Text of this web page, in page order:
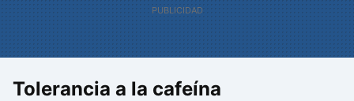
Tolerancia a la cafeína